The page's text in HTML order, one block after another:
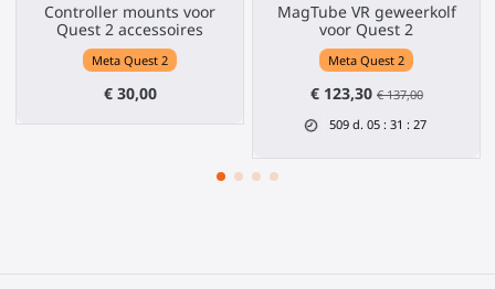
Controller mounts voor
Quest 2 accessoires
Meta Quest 2
€ 30,00
MagTube VR geweerkolf
voor Quest 2
Meta Quest 2
€ 123,30 € 137,00
509 d. 05 :31 :27